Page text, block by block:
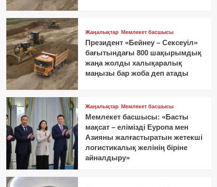
Жаңалықтар Мемлекет басшысы
Президент «Бейнеу – Сексеуіл»
бағытындағы 800 шақырымдық
жаңа жолды халықаралық
маңызы бар жоба деп атады
Жаңалықтар Мемлекет басшысы
Мемлекет басшысы: «Басты
мақсат – елімізді Еуропа мен
Азияны жалғастыратын жетекші
логистикалық желінің біріне
айналдыру»